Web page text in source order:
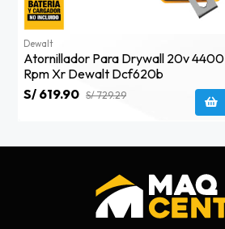
Dewalt
Atornillador Para Drywall 20v 4400
Rpm Xr Dewalt Dcf620b
S/ 619.90 S/ 729.29